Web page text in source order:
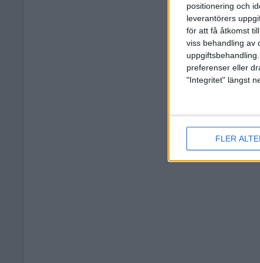
positionering och
leverantörers
för att få åtkomst
viss behandling av
preferenser eller
"Integritet" längst
FLER